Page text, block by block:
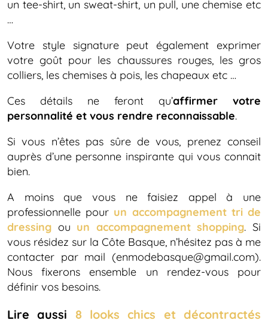
un tee-shirt, un sweat-shirt, un pull, une chemise etc
…
Votre style signature peut également exprimer
votre goût pour les chaussures rouges, les gros
colliers, les chemises à pois, les chapeaux etc …
Ces détails ne feront qu’affirmer votre
personnalité et vous rendre reconnaissable.
Si vous n’êtes pas sûre de vous, prenez conseil
auprès d’une personne inspirante qui vous connait
bien.
A moins que vous ne faisiez appel à une
professionnelle pour un accompagnement tri de
dressing ou un accompagnement shopping. Si
vous résidez sur la Côte Basque, n’hésitez pas à me
contacter par mail (enmodebasque@gmail.com).
Nous fixerons ensemble un rendez-vous pour
définir vos besoins.
Lire aussi 8 looks chics et décontractés